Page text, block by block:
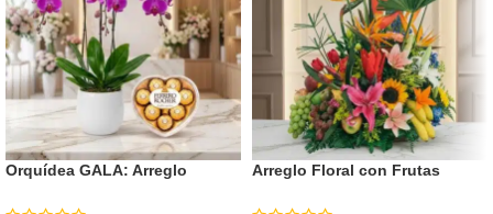
Orquídea GALA: Arreglo
Arreglo Floral con Frutas